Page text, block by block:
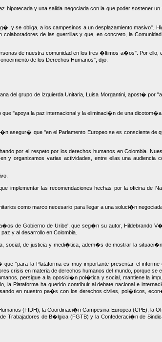
y una salida negociada con la que poder sostener un
y se obliga, a los campesinos a un desplazamiento masivo".
de las guerrillas y que, en concreto, la
de nuestra comunidad en los tres �ltimos a�os". Por ello,
de los Derechos Humanos", dijo.
del grupo de Izquierda Unitaria, Luisa Morgantini, apost� por
"apoya la paz internacional y la eliminaci�n de una dicotom�a
asegur� que "en el Parlamento Europeo se es consciente de
por el respeto por los derechos humanos en Colombia.
y organizamos varias actividades, entre ellas una audiencia
implementar las recomendaciones hechas por la oficina de
como marco necesario para llegar a una soluci�n
de Gobierno de Uribe', que seg�n su autor, Hildebrando
y al desarrollo en Colombia.
social, de justicia y medi�tica, adem�s de mostrar la
"para la Plataforma es muy importante presentar el informe
crisis en materia de derechos humanos del mundo, porque se
persigue a la oposici�n pol�tica y social, mantiene la
Plataforma ha querido contribuir al debate nacional e
en nuestro pa�s con los derechos civiles, pol�ticos,
(FIDH), la Coordinaci�n Campesina Europea (CPE), la
Trabajadores de B�lgica (FGTB) y la Confederaci�n de